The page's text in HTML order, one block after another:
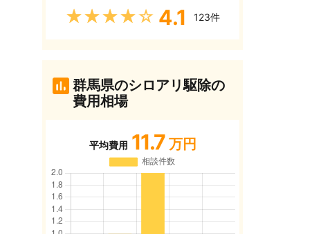
★★★★★ 4.1 123件
群馬県のシロアリ駆除の
費用相場
平均費用 11.7 万円